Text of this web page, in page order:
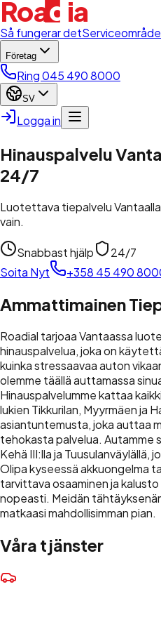
Road ia
Så fungerar det
Företag
Ring 045 490 8000
SV
Logga in
Hinauspalvelu
24/7
Luotettava tiepalvelu
vain.
Snabbast hjälp
24/7
Soita Nyt
+358 45 490
Ammattimainen
Roadial tarjoaa Vantaassa
hinauspalvelua, joka on
kuinka stressaavaa auton
olemme täällä auttamassa
Hinauspalvelumme kattaa
lukien Tikkurilan, Myyrmäen ja
asiantuntemusta, joka auttaa
tehokasta palvelua. Autamme
Kehä III:lla ja Tuusulanväylällä,
Olipa kyseessä akkuongelma
tarvittava osaaminen ja
nopeasti. Meidän
matkaasi mahdollisimman pian.
Våra tjänster